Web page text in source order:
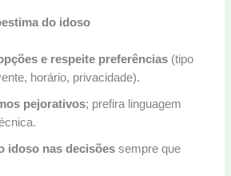
do idoso
e respeite preferências(tipo
horário, privacidade).
pejorativos; prefira linguagem
idoso nas decisõessempre que